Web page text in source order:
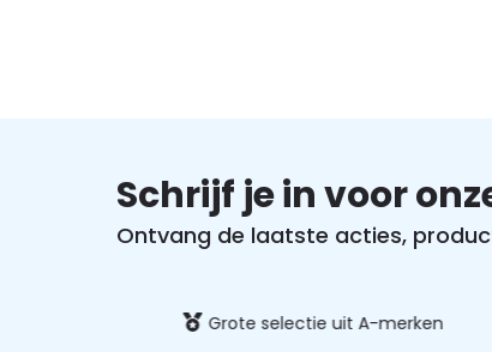
Schrijf je in voor
Ontvang de laatste acties,
Grote selectie uit A-merken